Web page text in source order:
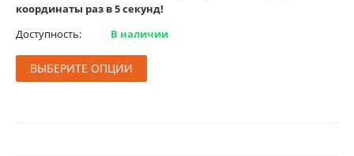
координаты раз в 5 секунд!
Доступность:
В наличии
ВЫБЕРИТЕ ОПЦИИ